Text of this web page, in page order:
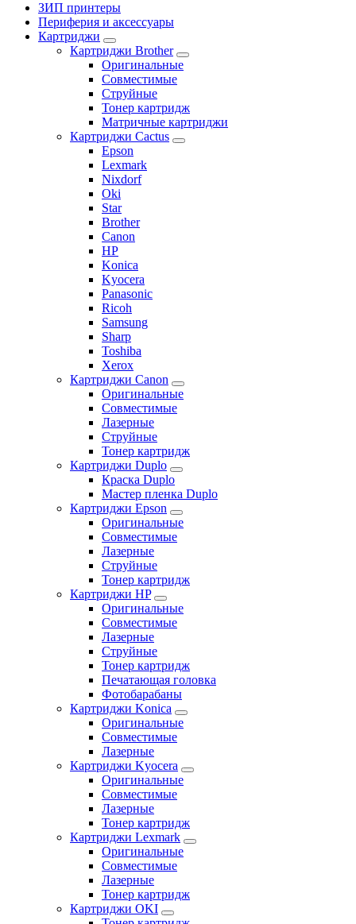
ЗИП принтеры
Периферия и аксессуары
Картриджи
Картриджи Brother
Оригинальные
Совместимые
Струйные
Тонер картридж
Матричные картриджи
Картриджи Cactus
Epson
Lexmark
Nixdorf
Oki
Star
Brother
Canon
HP
Konica
Kyocera
Panasonic
Ricoh
Samsung
Sharp
Toshiba
Xerox
Картриджи Canon
Оригинальные
Совместимые
Лазерные
Струйные
Тонер картридж
Картриджи Duplo
Краска Duplo
Мастер пленка Duplo
Картриджи Epson
Оригинальные
Совместимые
Лазерные
Струйные
Тонер картридж
Картриджи HP
Оригинальные
Совместимые
Лазерные
Струйные
Тонер картридж
Печатающая головка
Фотобарабаны
Картриджи Konica
Оригинальные
Совместимые
Лазерные
Картриджи Kyocera
Оригинальные
Совместимые
Лазерные
Тонер картридж
Картриджи Lexmark
Оригинальные
Совместимые
Лазерные
Тонер картридж
Картриджи OKI